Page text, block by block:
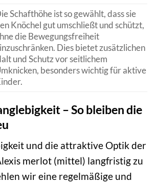
Schafthöhe ist so gewählt, dass sie
Knöchel gut umschließt und schützt,
die Bewegungsfreiheit
Dies bietet zusätzlichen
und Schutz vor seitlichem
besonders wichtig für aktive
– So bleiben die
und die attraktive Optik der
merlot (mittel) langfristig zu
wir eine regelmäßige und